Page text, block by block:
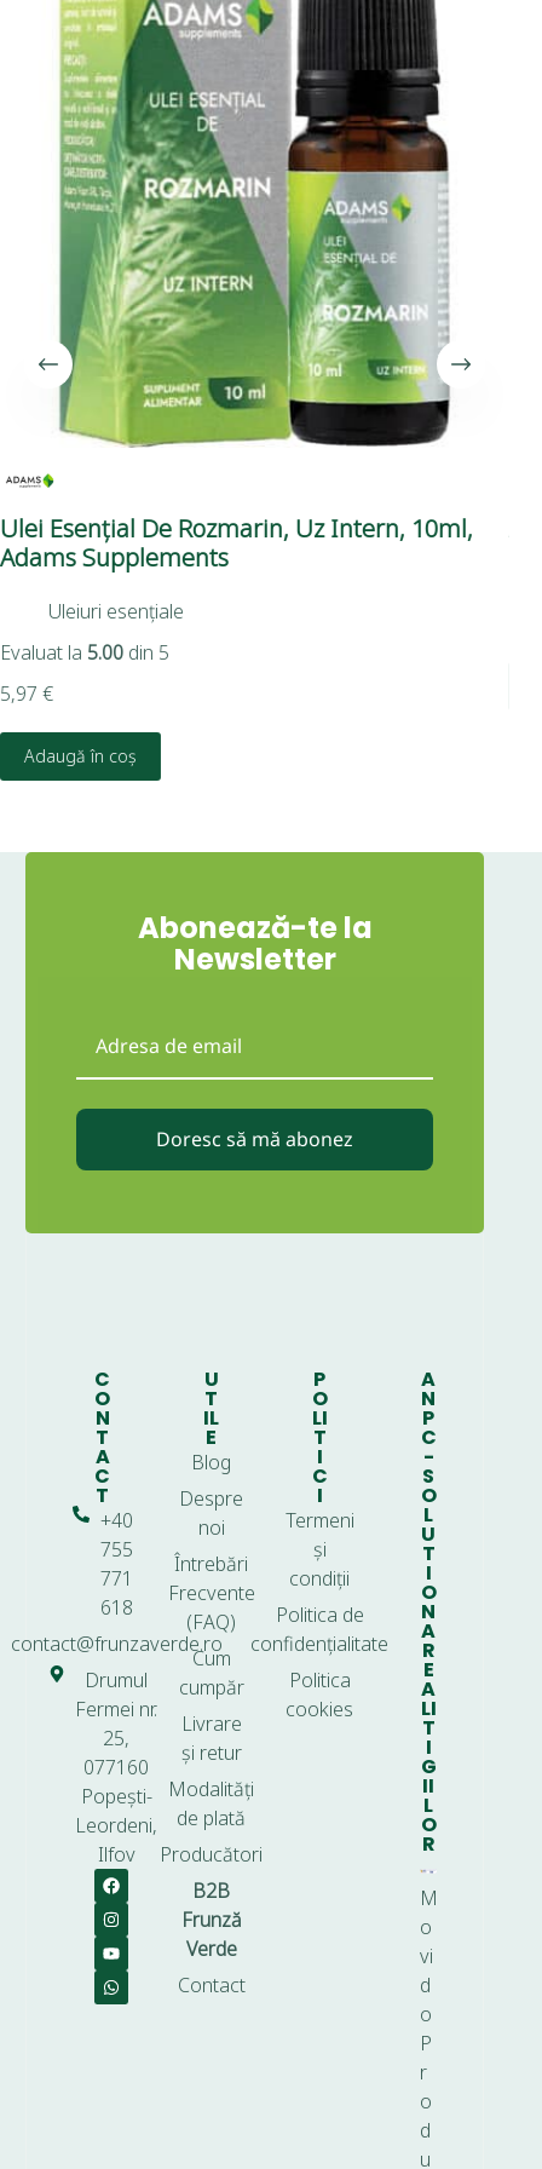
Ulei Esențial De Rozmarin, Uz Intern, 10ml,
Adams Supplements
Uleiuri esențiale
Evaluat la 5.00 din 5
5,97 €
Adaugă în coș
Abonează-te la
Newsletter
Doresc să mă abonez
C
O
N
T
A
C
T
+40
755
771
618
contact@frunzaverde.ro
Drumul
Fermei nr.
25,
077160
Popești-
Leordeni,
Ilfov
U
T
IL
E
Blog
Despre
noi
Întrebări
Frecvente
(FAQ)
Cum
cumpăr
Livrare
și retur
Modalități
de plată
Producători
B2B
Frunză
Verde
Contact
P
O
LI
T
I
C
I
Termeni
și
condiții
Politica de
confidențialitate
Politica
cookies
A
N
P
C
-
S
O
L
U
T
I
O
N
A
R
E
A
LI
T
I
G
II
L
O
R
M
o
vi
d
o
P
r
o
d
u